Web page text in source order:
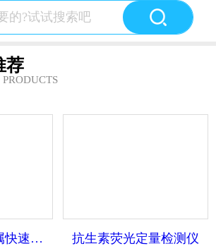
荐
DY-6310(I)重金属快速检测仪 抗生素荧光定量检测仪